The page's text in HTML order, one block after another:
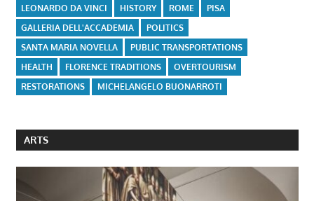
LEONARDO DA VINCI
HISTORY ROME
PISA
GALLERIA DELL'ACCADEMIA
POLITICS
SANTA MARIA NOVELLA
PUBLIC TRANSPORTATIONS
HEALTH
FLORENCE TRADITIONS
OVERTOURISM
RESTORATIONS
MICHELANGELO BUONARROTI
ARTS